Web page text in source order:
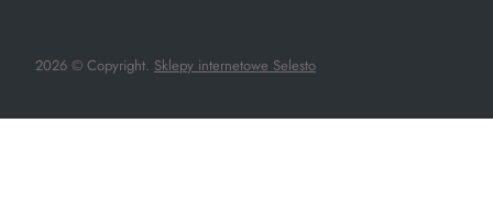
2026 © Copyright. Sklepy internetowe Selesto